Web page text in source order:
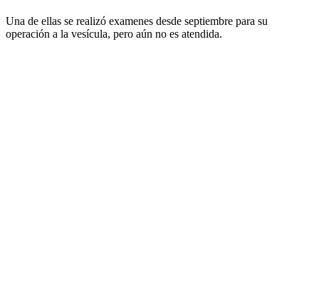
Una de ellas se realizó examenes desde septiembre para su
operación a la vesícula, pero aún no es atendida.